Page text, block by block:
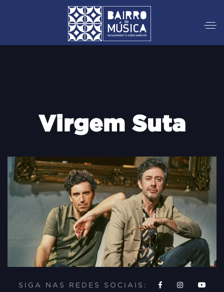
Virgem Suta
SIGA NAS REDES SOCIAIS: